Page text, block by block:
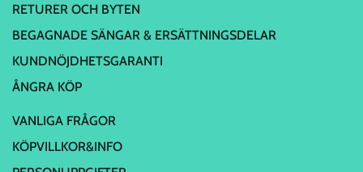
RETURER OCH BYTEN
BEGAGNADE SÄNGAR & ERSÄTTNINGSDELAR
KUNDNÖJDHETSGARANTI
ÅNGRA KÖP
VANLIGA FRÅGOR
KÖPVILLKOR&INFO